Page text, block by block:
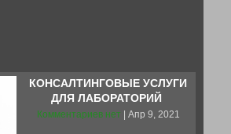
КОНСАЛТИНГОВЫЕ УСЛУГИ
ДЛЯ ЛАБОРАТОРИЙ
Комментариев нет | Апр 9, 2021